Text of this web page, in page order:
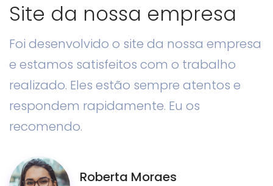
Site da nossa empresa
Foi desenvolvido o site da nossa empresa
e estamos satisfeitos com o trabalho
realizado. Eles estão sempre atentos e
respondem rapidamente. Eu os
recomendo.
Roberta Moraes